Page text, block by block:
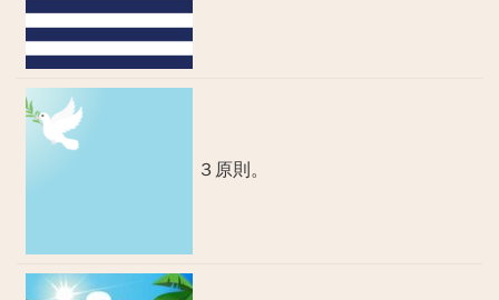
３原則。